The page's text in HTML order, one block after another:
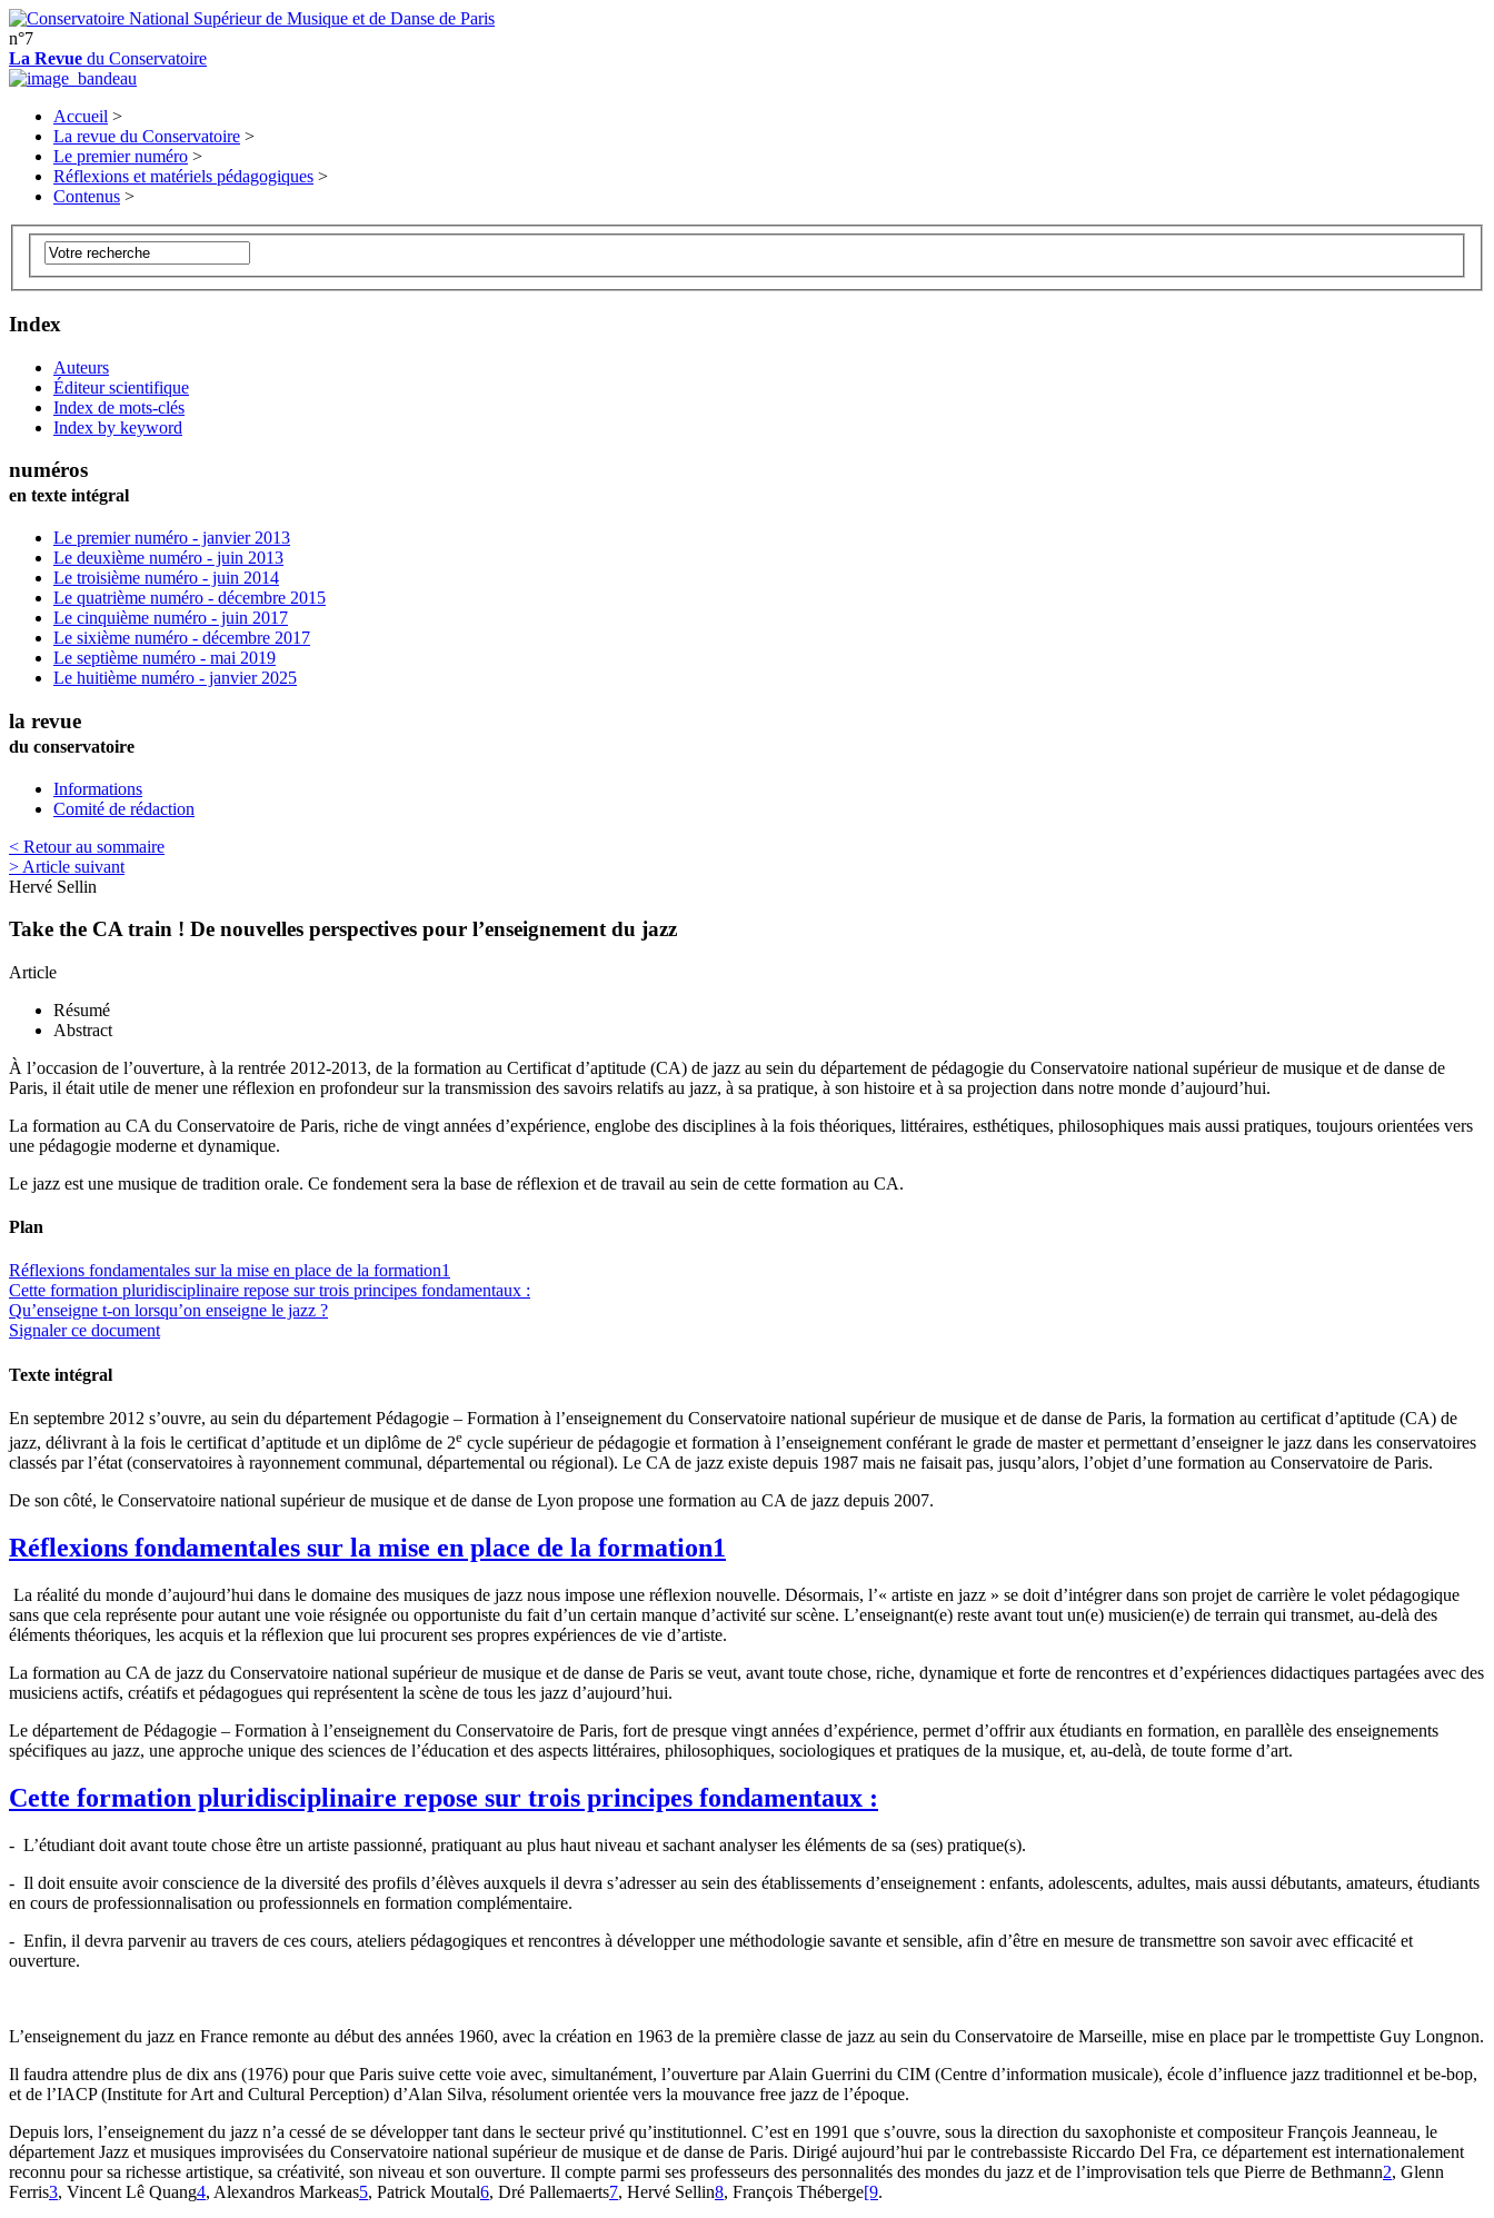
n°7
La Revue du Conservatoire
Accueil >
La revue du Conservatoire >
Le premier numéro >
Réflexions et matériels pédagogiques >
Contenus >
Index
Auteurs
Éditeur scientifique
Index de mots-clés
Index by keyword
numéros
en texte intégral
Le premier numéro - janvier 2013
Le deuxième numéro - juin 2013
Le troisième numéro - juin 2014
Le quatrième numéro - décembre 2015
Le cinquième numéro - juin 2017
Le sixième numéro - décembre 2017
Le septième numéro - mai 2019
Le huitième numéro - janvier 2025
la revue
du conservatoire
Informations
Comité de rédaction
< Retour au sommaire
> Article suivant
Hervé Sellin
Take the CA train ! De nouvelles perspectives pour l’enseignement du jazz
Article
Résumé
Abstract
À l’occasion de l’ouverture, à la rentrée 2012-2013, de la formation au Certificat d’aptitude (CA) de jazz au sein du département de pédagogie du Conservatoire national supérieur de musique et de danse de
Paris, il était utile de mener une réflexion en profondeur sur la transmission des savoirs relatifs au jazz, à sa pratique, à son histoire et à sa projection dans notre monde d’aujourd’hui.
La formation au CA du Conservatoire de Paris, riche de vingt années d’expérience, englobe des disciplines à la fois théoriques, littéraires, esthétiques, philosophiques mais aussi pratiques, toujours orientées vers
une pédagogie moderne et dynamique.
Le jazz est une musique de tradition orale. Ce fondement sera la base de réflexion et de travail au sein de cette formation au CA.
Plan
Réflexions fondamentales sur la mise en place de la formation1
Cette formation pluridisciplinaire repose sur trois principes fondamentaux :
Qu’enseigne t-on lorsqu’on enseigne le jazz ?
Signaler ce document
Texte intégral
En septembre 2012 s’ouvre, au sein du département Pédagogie – Formation à l’enseignement du Conservatoire national supérieur de musique et de danse de Paris, la formation au certificat d’aptitude (CA) de
jazz, délivrant à la fois le certificat d’aptitude et un diplôme de 2e cycle supérieur de pédagogie et formation à l’enseignement conférant le grade de master et permettant d’enseigner le jazz dans les conservatoires
classés par l’état (conservatoires à rayonnement communal, départemental ou régional). Le CA de jazz existe depuis 1987 mais ne faisait pas, jusqu’alors, l’objet d’une formation au Conservatoire de Paris.
De son côté, le Conservatoire national supérieur de musique et de danse de Lyon propose une formation au CA de jazz depuis 2007.
Réflexions fondamentales sur la mise en place de la formation1
La réalité du monde d’aujourd’hui dans le domaine des musiques de jazz nous impose une réflexion nouvelle. Désormais, l’« artiste en jazz » se doit d’intégrer dans son projet de carrière le volet pédagogique
sans que cela représente pour autant une voie résignée ou opportuniste du fait d’un certain manque d’activité sur scène. L’enseignant(e) reste avant tout un(e) musicien(e) de terrain qui transmet, au-delà des
éléments théoriques, les acquis et la réflexion que lui procurent ses propres expériences de vie d’artiste.
La formation au CA de jazz du Conservatoire national supérieur de musique et de danse de Paris se veut, avant toute chose, riche, dynamique et forte de rencontres et d’expériences didactiques partagées avec des
musiciens actifs, créatifs et pédagogues qui représentent la scène de tous les jazz d’aujourd’hui.
Le département de Pédagogie – Formation à l’enseignement du Conservatoire de Paris, fort de presque vingt années d’expérience, permet d’offrir aux étudiants en formation, en parallèle des enseignements
spécifiques au jazz, une approche unique des sciences de l’éducation et des aspects littéraires, philosophiques, sociologiques et pratiques de la musique, et, au-delà, de toute forme d’art.
Cette formation pluridisciplinaire repose sur trois principes fondamentaux :
- L’étudiant doit avant toute chose être un artiste passionné, pratiquant au plus haut niveau et sachant analyser les éléments de sa (ses) pratique(s).
- Il doit ensuite avoir conscience de la diversité des profils d’élèves auxquels il devra s’adresser au sein des établissements d’enseignement : enfants, adolescents, adultes, mais aussi débutants, amateurs, étudiants
en cours de professionnalisation ou professionnels en formation complémentaire.
- Enfin, il devra parvenir au travers de ces cours, ateliers pédagogiques et rencontres à développer une méthodologie savante et sensible, afin d’être en mesure de transmettre son savoir avec efficacité et
ouverture.
L’enseignement du jazz en France remonte au début des années 1960, avec la création en 1963 de la première classe de jazz au sein du Conservatoire de Marseille, mise en place par le trompettiste Guy Longnon.
Il faudra attendre plus de dix ans (1976) pour que Paris suive cette voie avec, simultanément, l’ouverture par Alain Guerrini du CIM (Centre d’information musicale), école d’influence jazz traditionnel et be-bop,
et de l’IACP (Institute for Art and Cultural Perception) d’Alan Silva, résolument orientée vers la mouvance free jazz de l’époque.
Depuis lors, l’enseignement du jazz n’a cessé de se développer tant dans le secteur privé qu’institutionnel. C’est en 1991 que s’ouvre, sous la direction du saxophoniste et compositeur François Jeanneau, le
département Jazz et musiques improvisées du Conservatoire national supérieur de musique et de danse de Paris. Dirigé aujourd’hui par le contrebassiste Riccardo Del Fra, ce département est internationalement
reconnu pour sa richesse artistique, sa créativité, son niveau et son ouverture. Il compte parmi ses professeurs des personnalités des mondes du jazz et de l’improvisation tels que Pierre de Bethmann2, Glenn
Ferris3, Vincent Lê Quang4, Alexandros Markeas5, Patrick Moutal6, Dré Pallemaerts7, Hervé Sellin8, François Théberge[9.